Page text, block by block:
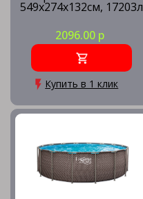
549х274х132см, 17203л
2096.00 р
Купить в 1 клик